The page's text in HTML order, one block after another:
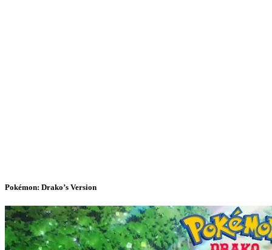
Pokémon: Drako’s Version